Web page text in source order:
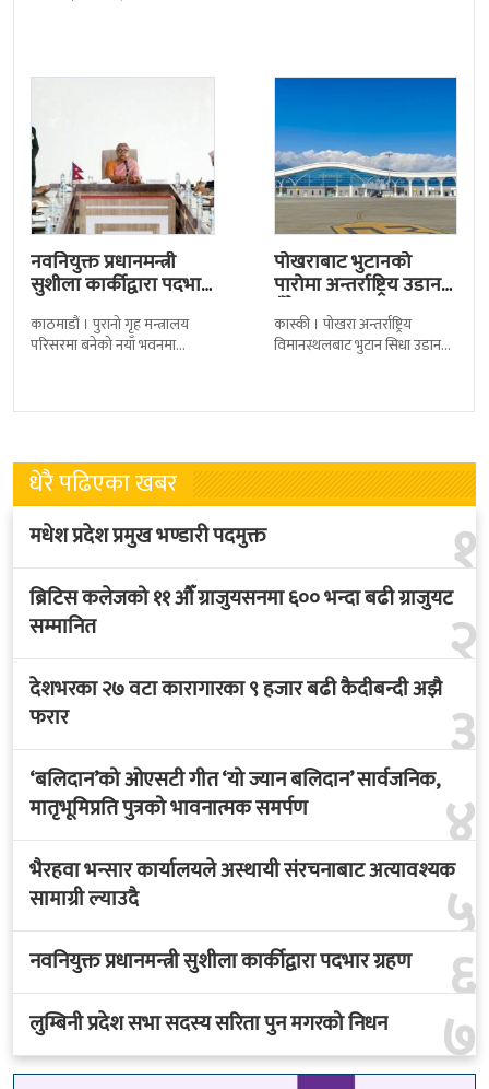
नवनियुक्त प्रधानमन्त्री
सुशीला कार्कीद्वारा पदभार
काठमाडौं । पुरानो गृह मन्त्रालय
परिसरमा बनेको नयाँ भवनमा
नवनियुक्त
पोखराबाट भुटानको
पारोमा अन्तर्राष्ट्रिय उडान
हुँदै
कास्की । पोखरा अन्तर्राष्ट्रिय
विमानस्थलबाट भुटान सिधा उडान
लागेको हो
धेरै पढिएका खबर
१
मधेश प्रदेश प्रमुख भण्डारी पदमुक्त
२
ब्रिटिस कलेजको ११ औँ ग्राजुयसनमा ६०० भन्दा बढी ग्राजुयट
सम्मानित
३
देशभरका २७ वटा कारागारका ९ हजार बढी कैदीबन्दी अझै
फरार
४
‘बलिदान’को ओएसटी गीत ‘यो ज्यान बलिदान’ सार्वजनिक,
मातृभूमिप्रति पुत्रको भावनात्मक समर्पण
५
भैरहवा भन्सार कार्यालयले अस्थायी संरचनाबाट अत्यावश्यक
सामाग्री ल्याउदै
६
नवनियुक्त प्रधानमन्त्री सुशीला कार्कीद्वारा पदभार ग्रहण
७
लुम्बिनी प्रदेश सभा सदस्य सरिता पुन मगरको निधन